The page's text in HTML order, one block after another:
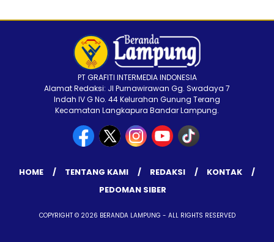
PT GRAFITI INTERMEDIA INDONESIA
Alamat Redaksi: Jl Purnawirawan Gg. Swadaya 7
Indah IV G No. 44 Kelurahan Gunung Terang
Kecamatan Langkapura Bandar Lampung.
HOME TENTANG KAMI REDAKSI
KONTAK
PEDOMAN SIBER
COPYRIGHT © 2026 BERANDA LAMPUNG - ALL RIGHTS RESERVED